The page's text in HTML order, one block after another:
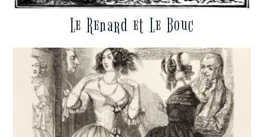
Le Renard et Le Bouc